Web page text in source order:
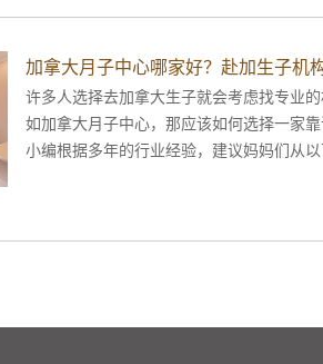
加拿大月子中心哪家好？赴加生子机
许多人选择去加拿大生子就会考虑找专业
如加拿大月子中心，那应该如何选择一家
小编根据多年的行业经验，建议妈妈们从